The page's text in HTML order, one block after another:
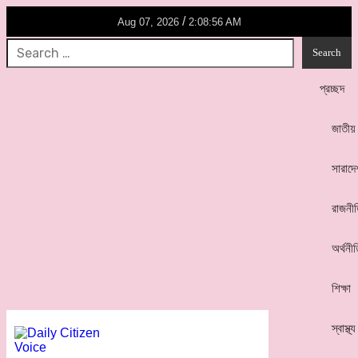
Aug 07, 2026 / 2:08:56 AM
প্রচ্ছদ
জাতীয়
শিক্ষা
স্বাস্থ্য